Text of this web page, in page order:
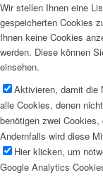
Wir stellen Ihnen eine
gespeicherten Cookies
Ihnen keine Cookies
werden. Diese können
einsehen.
Aktivieren, damit die
alle Cookies, denen
benötigen zwei
Andernfalls wird diese
Hier klicken, um
Google Analytics